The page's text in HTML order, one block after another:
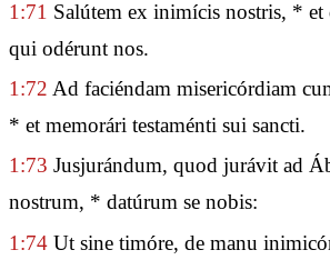
1:71 Salútem ex inimícis nostris, *
qui odérunt nos.
1:72 Ad faciéndam misericórdiam
* et memorári testaménti sui sancti.
1:73 Jusjurándum, quod jurávit ad
nostrum, * datúrum se nobis:
1:74 Ut sine timóre, de manu